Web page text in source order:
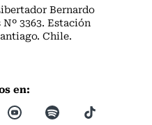
Bernardo
Nº 3363. Estación
Chile.
en: